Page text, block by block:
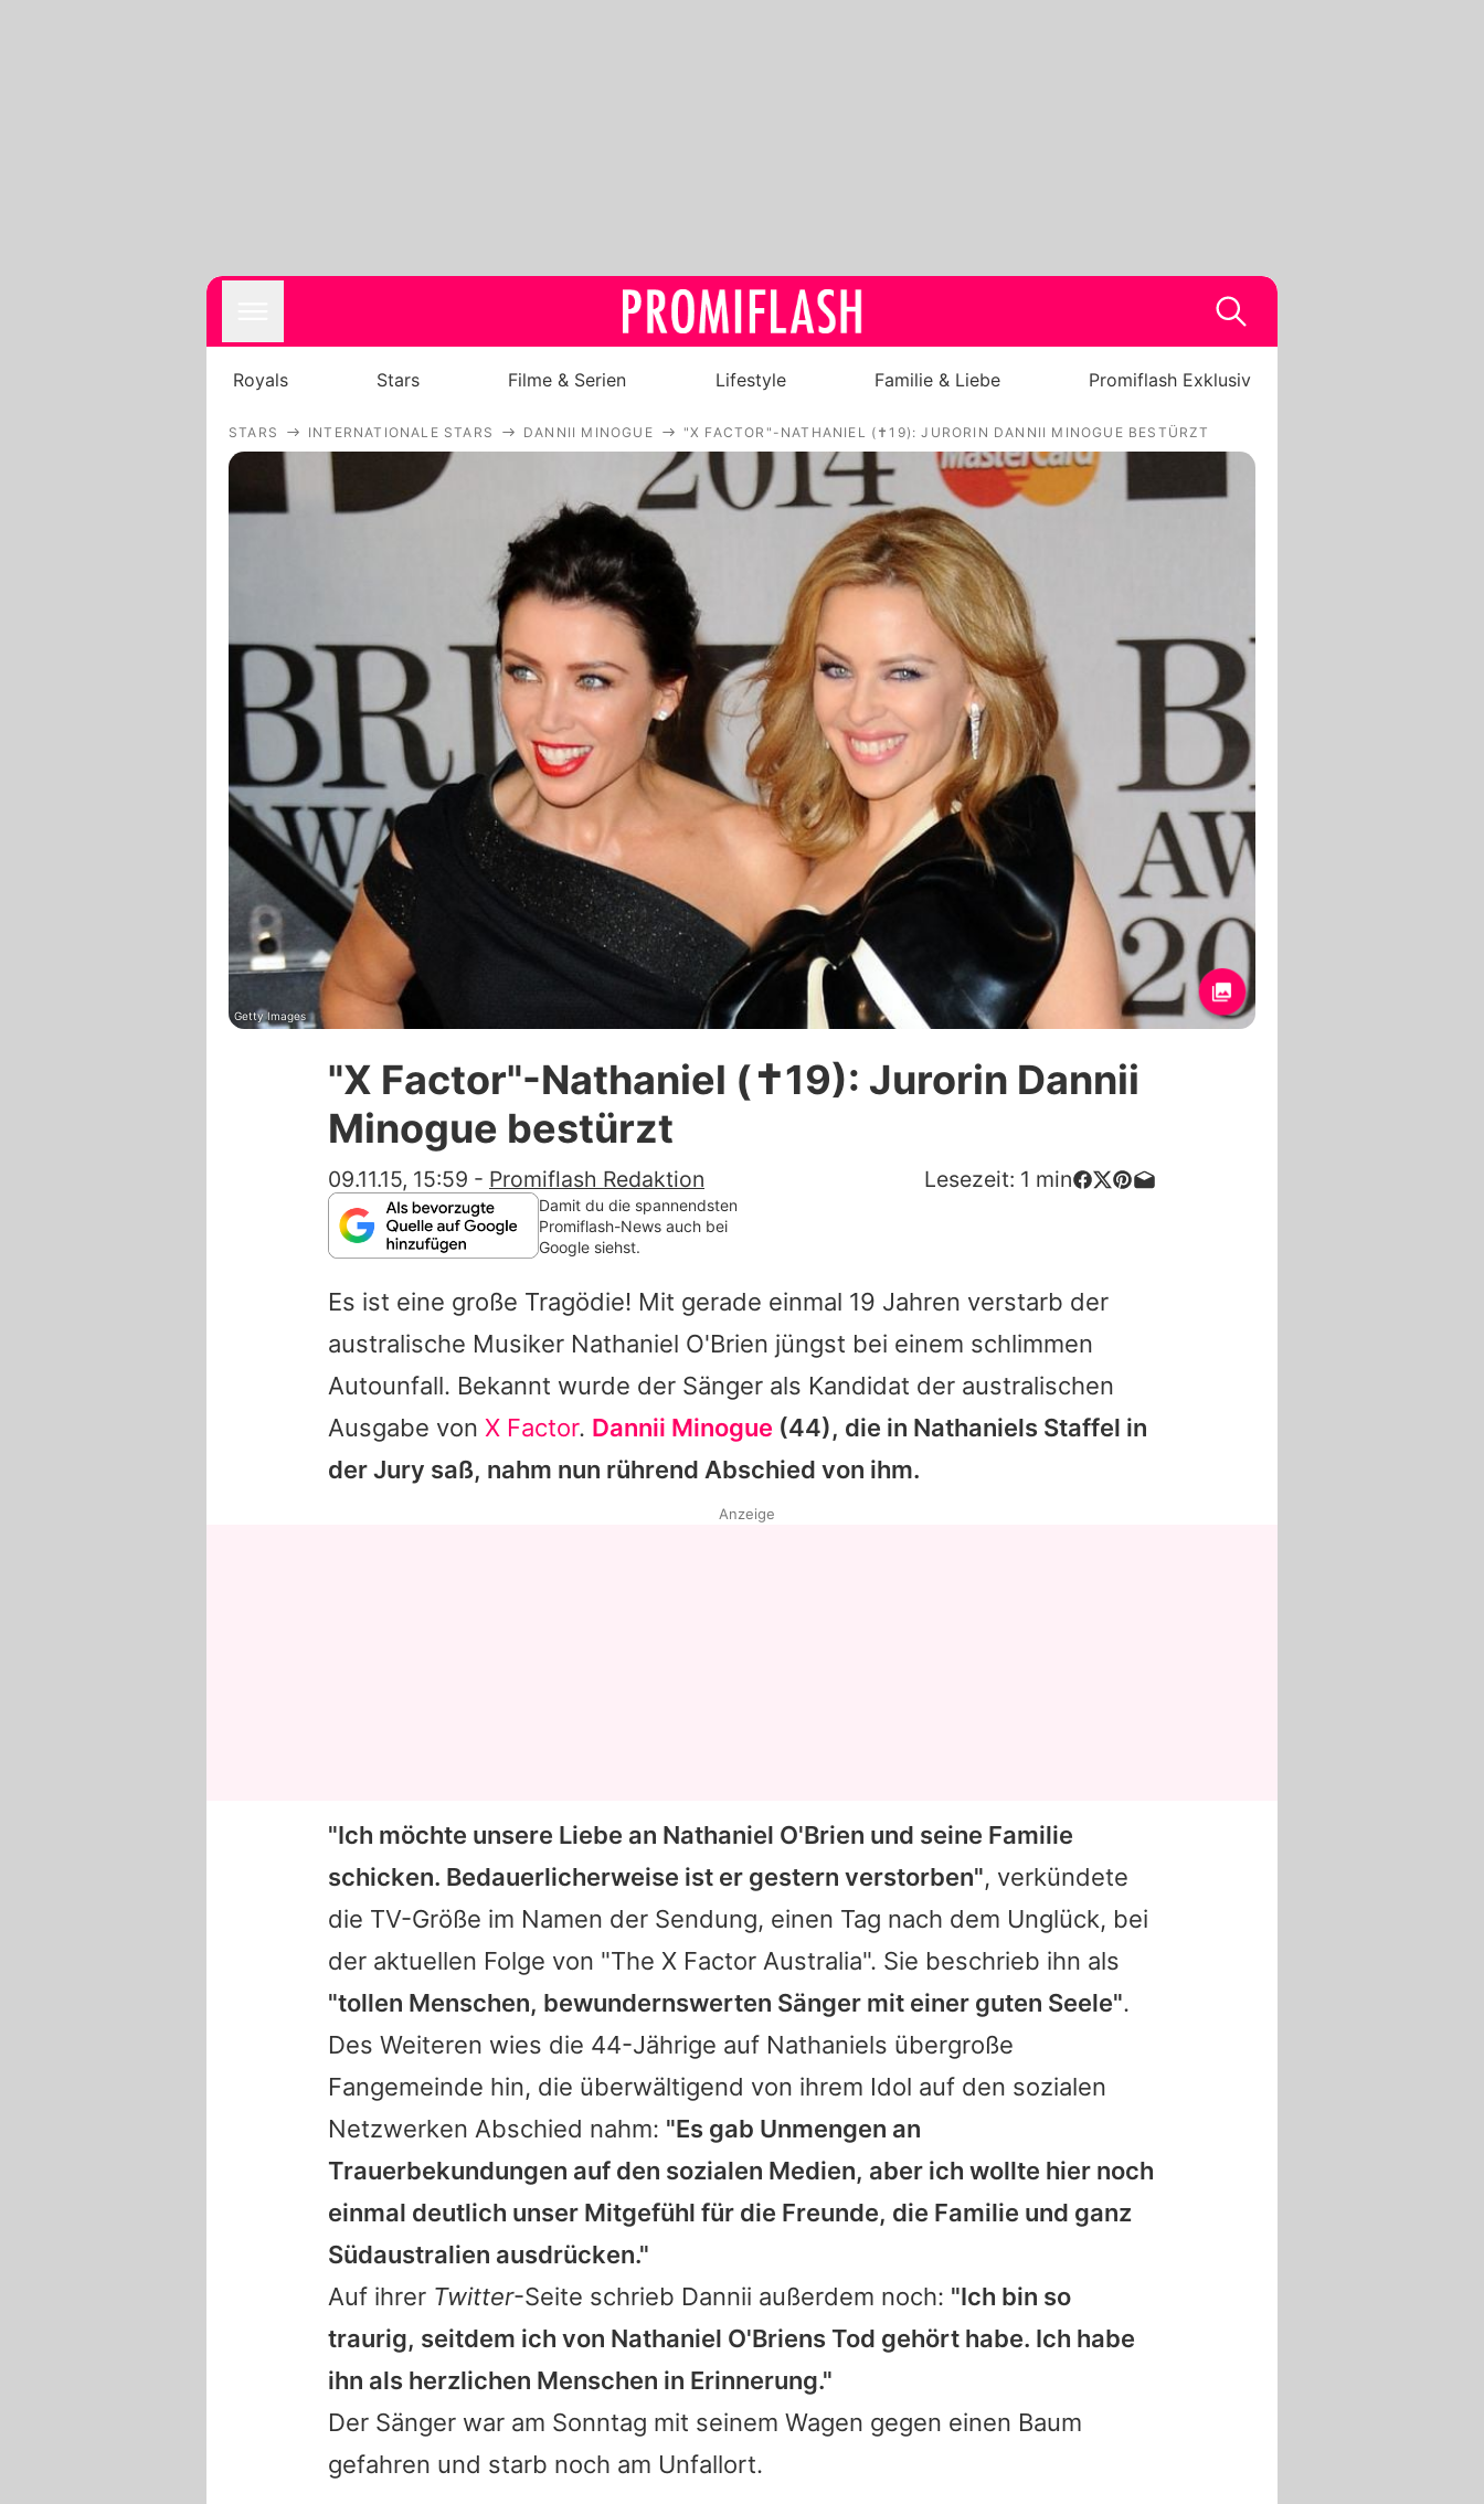
Royals
Stars
Familie & Liebe
Promiflash Exklusiv
Alle Themen auf Promiflash
Jobs
App runterladen
Redaktionelle Richtlinien
Impressum
Datenschutzerklärung
Nutzungsbedingungen
Royals Stars Filme & Serien Lifestyle Familie & Liebe Promiflash Exklusiv
STARS INTERNATIONALE STARS DANNII MINOGUE "X FACTOR"-NATHANIEL (✝19): JURORIN DANNII MINOGUE BESTÜRZT
Getty Images
"X Factor"-Nathaniel (✝19): Jurorin Dannii
Minogue bestürzt
09.11.15, 15:59 - Promiflash Redaktion Lesezeit: 1 min
Damit du die spannendsten
Promiflash-News auch bei
Google siehst.
Es ist eine große Tragödie! Mit gerade einmal 19 Jahren verstarb der
australische Musiker Nathaniel O'Brien jüngst bei einem schlimmen
Autounfall. Bekannt wurde der Sänger als Kandidat der australischen
Ausgabe von X Factor. Dannii Minogue (44), die in Nathaniels Staffel in
der Jury saß, nahm nun rührend Abschied von ihm.
"Ich möchte unsere Liebe an Nathaniel O'Brien und seine Familie
schicken. Bedauerlicherweise ist er gestern verstorben", verkündete
die TV-Größe im Namen der Sendung, einen Tag nach dem Unglück, bei
der aktuellen Folge von "The X Factor Australia". Sie beschrieb ihn als
"tollen Menschen, bewundernswerten Sänger mit einer guten Seele".
Des Weiteren wies die 44-Jährige auf Nathaniels übergroße
Fangemeinde hin, die überwältigend von ihrem Idol auf den sozialen
Netzwerken Abschied nahm: "Es gab Unmengen an
Trauerbekundungen auf den sozialen Medien, aber ich wollte hier noch
einmal deutlich unser Mitgefühl für die Freunde, die Familie und ganz
Südaustralien ausdrücken."
Auf ihrer Twitter-Seite schrieb Dannii außerdem noch: "Ich bin so
traurig, seitdem ich von Nathaniel O'BriensTod gehört habe. Ich habe
ihn als herzlichen Menschen in Erinnerung."
Der Sänger war am Sonntag mit seinem Wagen gegen einen Baum
gefahren und starb noch am Unfallort.
Anzeige